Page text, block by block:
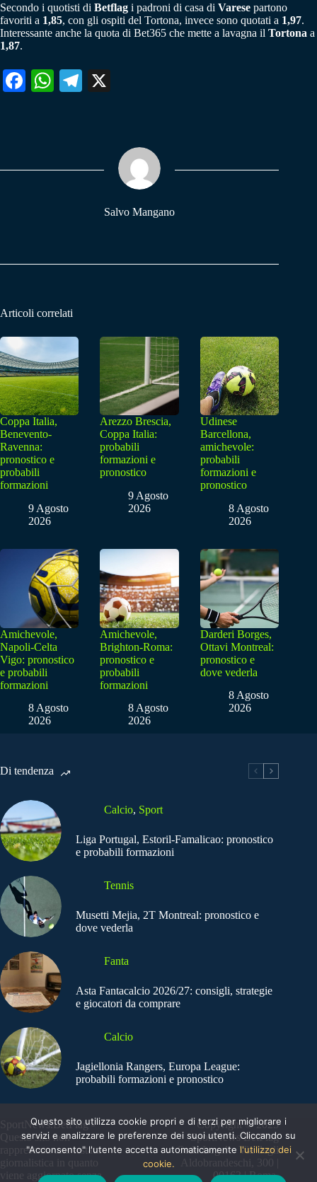
Secondo i quotisti di Betflag i padroni di casa di Varese partono
favoriti a 1,85, con gli ospiti del Tortona, invece sono quotati a 1,97.
Interessante anche la quota di Bet365 che mette a lavagna il Tortona a
1,87.
Fa W
pp
Te
m
Salvo Mangano
Articoli correlati
Coppa Italia,
Benevento-
Ravenna:
pronostico e
probabili
formazioni
9 Agosto
2026
Arezzo Brescia,
Coppa Italia:
probabili
formazioni e
pronostico
9 Agosto
2026
Udinese
Barcellona,
amichevole:
probabili
formazioni e
pronostico
8 Agosto
2026
Amichevole,
Napoli-Celta
Vigo: pronostico
e probabili
formazioni
8 Agosto
2026
Amichevole,
Brighton-Roma:
pronostico e
probabili
formazioni
8 Agosto
2026
Darderi Borges,
Ottavi Montreal:
pronostico e
dove vederla
8 Agosto
2026
Di tendenza
Calcio, Sport
Liga Portugal, Estoril-Famalicao: pronostico
e probabili formazioni
Tennis
Musetti Mejia, 2T Montreal: pronostico e
dove vederla
Fanta
Asta Fantacalcio 2026/27: consigli, strategie
e giocatori da comprare
Calcio
Jagiellonia Rangers, Europa League:
probabili formazioni e pronostico
SportNews.BetFlag -
Questo sito non
rappresenta una testata
giornalistica in quanto
viene aggiornato senza
Copyright © 2025
SportNews BetFlag
Sede Legale: Via degli
Aldobrandeschi, 300 |
00163 | Roma
Questo sito utilizza cookie propri e di terzi per migliorare i
servizi e analizzare le preferenze dei suoi utenti. Cliccando su
"Acconsento" l'utente accetta automaticamente l'utilizzo dei
cookie.